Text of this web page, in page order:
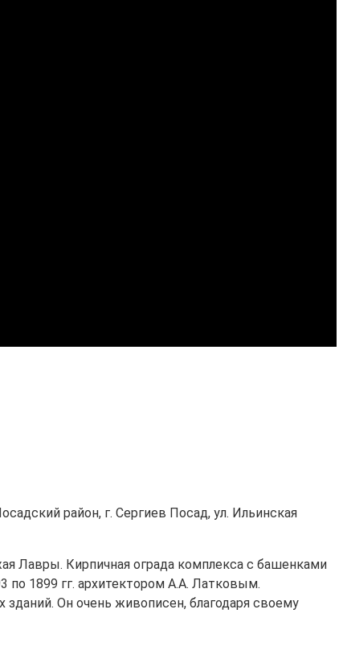
район, г. Сергиев Посад, ул. Ильинская
Лавры. Кирпичная ограда комплекса с башенками
по 1899 гг. архитектором А.А. Латковым.
Он очень живописен, благодаря своему